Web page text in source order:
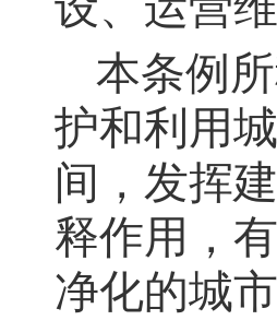
本条例
护和利用
间，发挥
释作用，
净化的城